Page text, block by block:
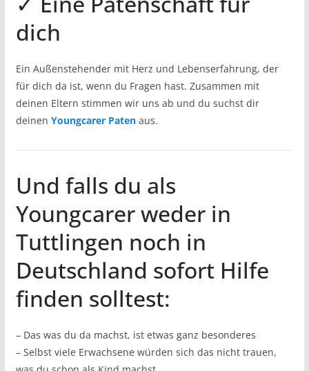
dich
Ein Außenstehender mit Herz und Lebenserfahrung, der
für dich da ist, wenn du Fragen hast. Zusammen mit
deinen Eltern stimmen wir uns ab und du suchst dir
deinen Youngcarer Patenaus.
Und falls du als
Youngcarer weder in
Tuttlingen noch in
Deutschland sofort Hilfe
finden solltest:
– Das was du da machst, ist etwas ganz besonderes
– Selbst viele Erwachsene würden sich das nicht trauen,